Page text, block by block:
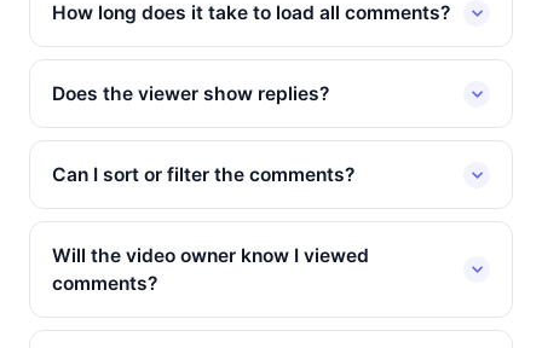
How long does it take to load all comments?
Does the viewer show replies?
Can I sort or filter the comments?
Will the video owner know I viewed
comments?